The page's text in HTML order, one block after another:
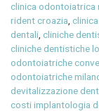
clinica odontoiatrica
rident croazia ,
dentali ,cliniche
cliniche dentistiche
odontoiatriche
odontoiatriche
devitalizzazione
costi implantologia